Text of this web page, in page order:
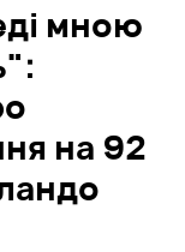
мною
на 92